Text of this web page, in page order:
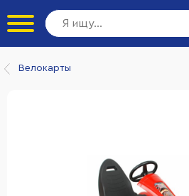
Велокарты